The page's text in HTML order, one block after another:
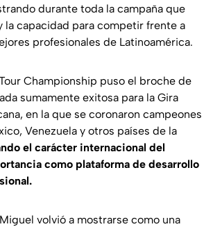
durante toda la campaña que
la capacidad para competir frente a
profesionales de Latinoamérica.
Championship puso el broche de
sumamente exitosa para la Gira
en la que se coronaron campeones
Venezuela y otros países de la
el carácter internacional del
como plataforma de desarrollo
volvió a mostrarse como una